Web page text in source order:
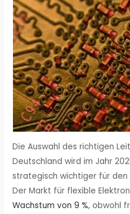
Die Auswahl des richtigen
Deutschland wird im Jahr
strategisch wichtiger für den
Der Markt für flexible
Wachstum von 9 %, obwohl